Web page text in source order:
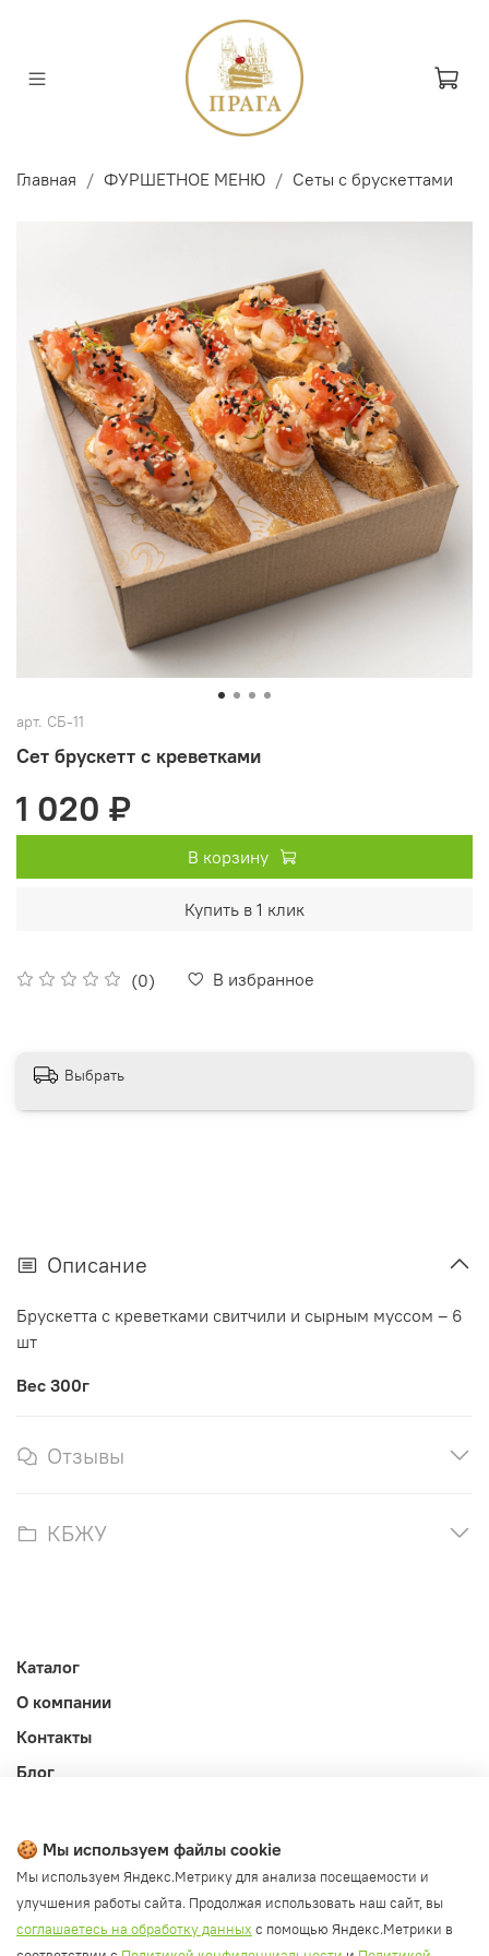
Главная ФУРШЕТНОЕ МЕНЮ Сеты с брускеттами
арт. СБ-11
Сет брускетт с креветками
(0) В избранное
1 020 ₽
В корзину
Купить в 1 клик
Выбрать
Описание
Брускетта с креветками свитчили и сырным муссом – 6
шт
Вес 300г
Отзывы
КБЖУ
Каталог
О компании
Контакты
Блог
Публичная оферта
Политика конфиденциальности и обработки ПД
Согласие на обработку ПД
Согласие на рассылку
🍪 Мы используем файлы cookie
Мы используем Яндекс.Метрику для анализа посещаемости и
улучшения работы сайта. Продолжая использовать наш сайт, вы
соглашаетесь на обработку данных с помощью Яндекс.Метрики в